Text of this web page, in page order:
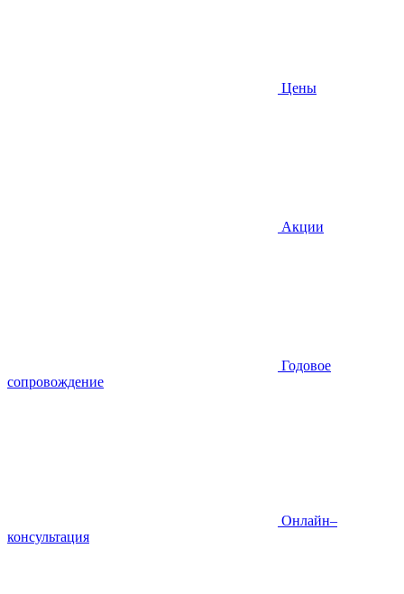
Цены
Акции
Годовое
сопровождение
Онлайн–
консультация